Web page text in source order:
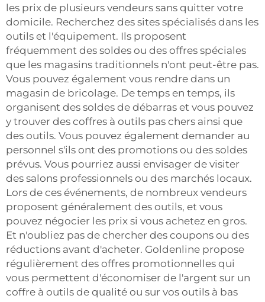
les prix de plusieurs vendeurs sans quitter votre
domicile. Recherchez des sites spécialisés dans les
outils et l'équipement. Ils proposent
fréquemment des soldes ou des offres spéciales
que les magasins traditionnels n'ont peut-être pas.
Vous pouvez également vous rendre dans un
magasin de bricolage. De temps en temps, ils
organisent des soldes de débarras et vous pouvez
y trouver des coffres à outils pas chers ainsi que
des outils. Vous pouvez également demander au
personnel s'ils ont des promotions ou des soldes
prévus. Vous pourriez aussi envisager de visiter
des salons professionnels ou des marchés locaux.
Lors de ces événements, de nombreux vendeurs
proposent généralement des outils, et vous
pouvez négocier les prix si vous achetez en gros.
Et n'oubliez pas de chercher des coupons ou des
réductions avant d'acheter. Goldenline propose
régulièrement des offres promotionnelles qui
vous permettent d'économiser de l'argent sur un
coffre à outils de qualité ou sur vos outils à bas